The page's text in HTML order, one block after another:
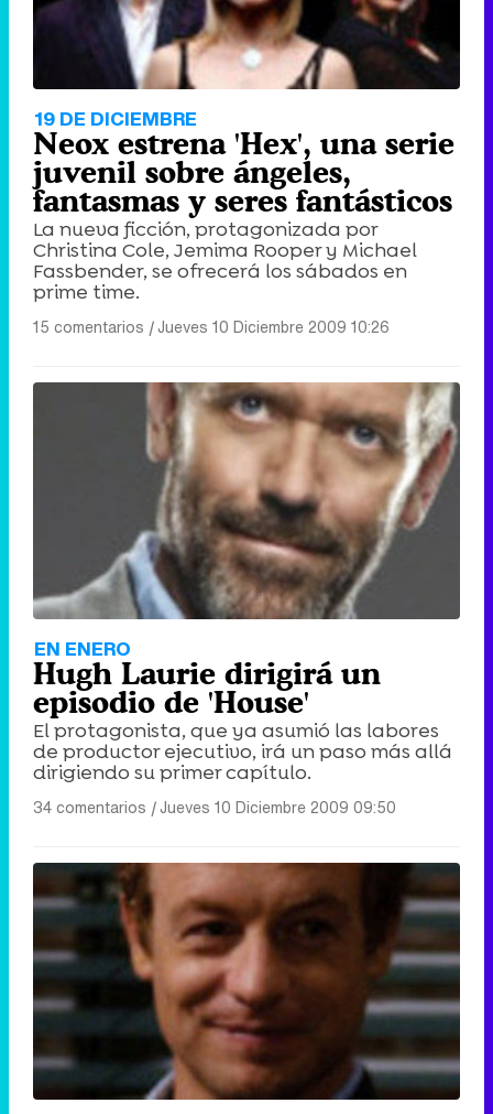
19 DE DICIEMBRE
Neox estrena 'Hex', una serie
juvenil sobre ángeles,
fantasmas y seres fantásticos
La nueva ficción, protagonizada por
Christina Cole, Jemima Rooper y Michael
Fassbender, se ofrecerá los sábados en
prime time.
15 comentarios |Jueves 10 Diciembre 2009 10:26
EN ENERO
Hugh Laurie dirigirá un
episodio de 'House'
El protagonista, que ya asumió las labores
de productor ejecutivo, irá un paso más allá
dirigiendo su primer capítulo.
34 comentarios |Jueves 10 Diciembre 2009 09:50